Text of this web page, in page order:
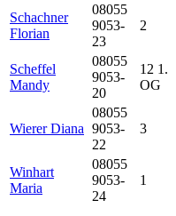
Schachner
Florian
08055
9053-
23
2
Scheffel
Mandy
08055
9053-
20
12 1.
OG
Wierer Diana
08055
9053-
22
3
Winhart
Maria
08055
9053-
24
1